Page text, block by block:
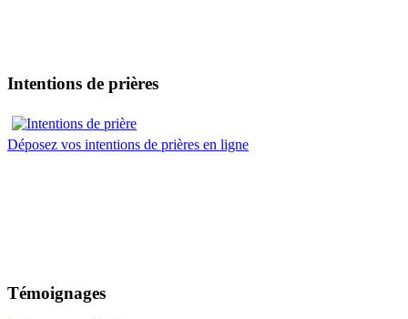
Intentions de prières
Déposez vos intentions de prières en ligne
Témoignages